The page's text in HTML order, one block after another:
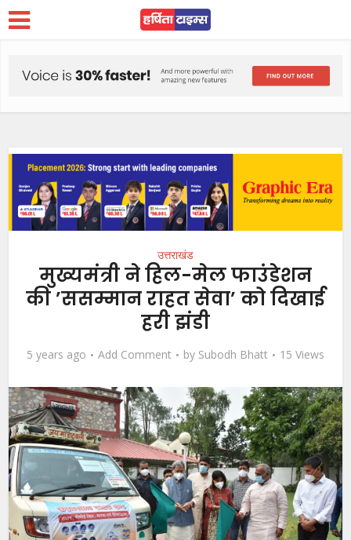
उत्तराखंड
मुख्यमंत्री ने हिल-मेल फाउंडेशन
की ’ससम्मान राहत सेवा’ को दिखाई
हरी झंडी
5 years ago Add Comment by Subodh Bhatt 15 Views